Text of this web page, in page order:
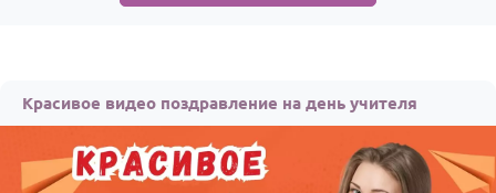
Красивое видео поздравление на день учителя